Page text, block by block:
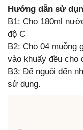
Hướng dẫn sử
B1: Cho 180ml
độ C
B2: Cho 04 muỗng
vào khuấy đều cho
B3: Để nguội đến
sử dụng.